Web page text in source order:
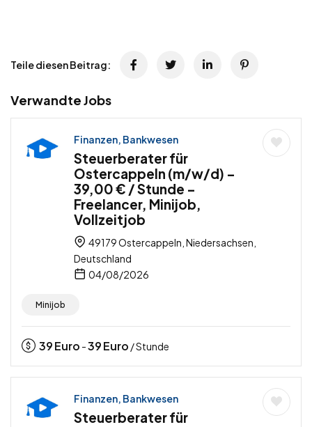
Teile diesen Beitrag:
Verwandte Jobs
Finanzen, Bankwesen
Steuerberater für
Ostercappeln (m/w/d) –
39,00 € / Stunde –
Freelancer, Minijob,
Vollzeitjob
49179 Ostercappeln, Niedersachsen,
Deutschland
04/08/2026
Minijob
39Euro -39Euro / Stunde
Finanzen, Bankwesen
Steuerberater für